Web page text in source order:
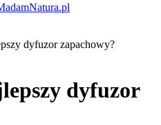
dyfuzor zapachowy?
dyfuzor